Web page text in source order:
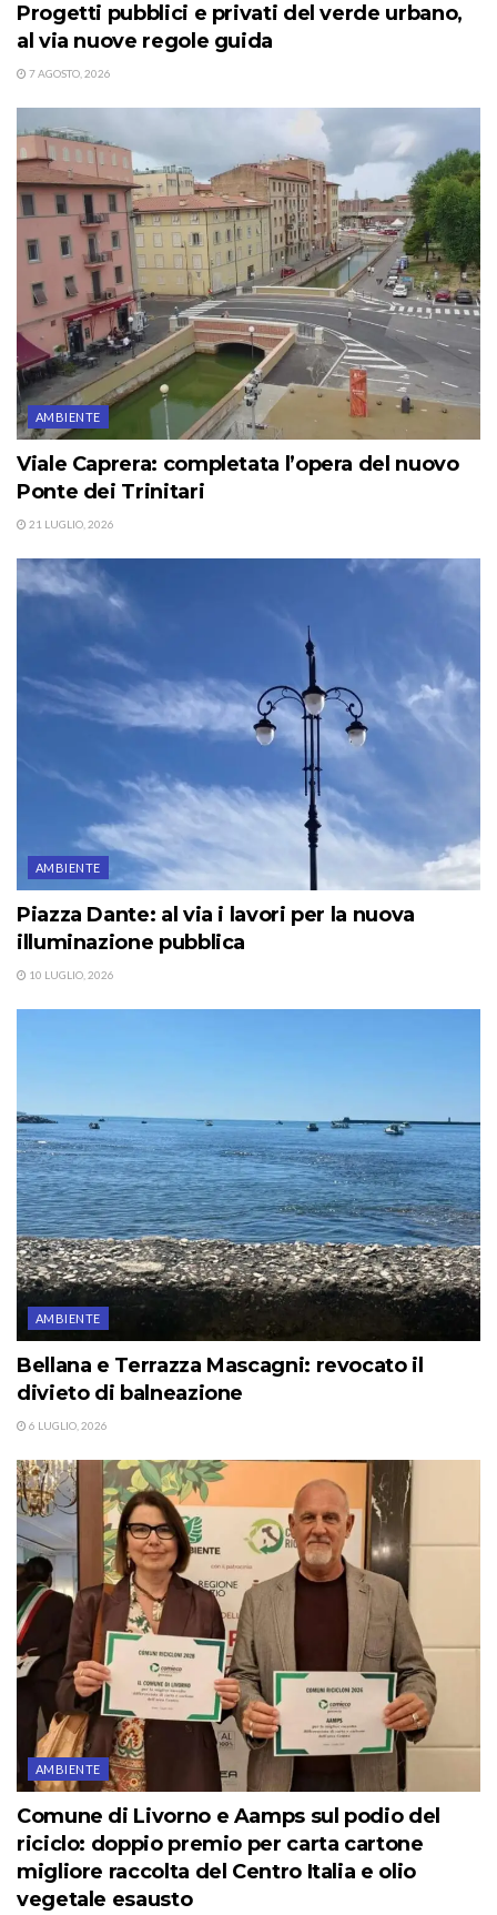
Progetti pubblici e privati del verde urbano,
al via nuove regole guida
7 AGOSTO, 2026
AMBIENTE
Viale Caprera: completata l’opera del nuovo
Ponte dei Trinitari
21 LUGLIO, 2026
AMBIENTE
Piazza Dante: al via i lavori per la nuova
illuminazione pubblica
10 LUGLIO, 2026
AMBIENTE
Bellana e Terrazza Mascagni: revocato il
divieto di balneazione
6 LUGLIO, 2026
AMBIENTE
Comune di Livorno e Aamps sul podio del
riciclo: doppio premio per carta cartone
migliore raccolta del Centro Italia e olio
vegetale esausto